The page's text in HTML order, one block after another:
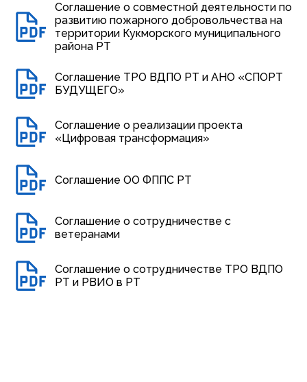
Соглашение о совместной деятельности по
развитию пожарного добровольчества на
территории Кукморского муниципального
района РТ
Соглашение ТРО ВДПО РТ и АНО «СПОРТ
БУДУЩЕГО»
Соглашение о реализации проекта
«Цифровая трансформация»
Соглашение ОО ФППС РТ
Соглашение о сотрудничестве с
ветеранами
Соглашение о сотрудничестве ТРО ВДПО
РТ и РВИО в РТ